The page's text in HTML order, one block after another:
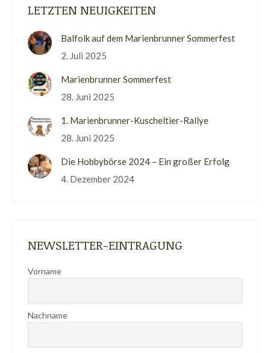
LETZTEN NEUIGKEITEN
Balfolk auf dem Marienbrunner Sommerfest
2. Juli 2025
Marienbrunner Sommerfest
28. Juni 2025
1. Marienbrunner-Kuscheltier-Rallye
28. Juni 2025
Die Hobbybörse 2024 – Ein großer Erfolg
4. Dezember 2024
NEWSLETTER-EINTRAGUNG
Vorname
Nachname